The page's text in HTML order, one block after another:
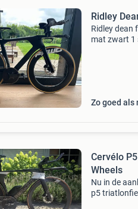
Ridley
Ridley dean
mat zwart 1
Zo goed als
Cervélo
Wheels
Nu in de
p5